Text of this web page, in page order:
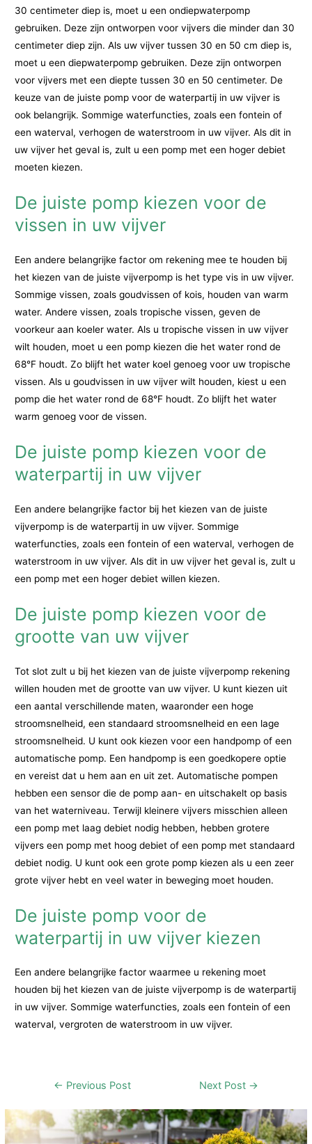
30 centimeter diep is, moet u een ondiepwaterpomp
gebruiken. Deze zijn ontworpen voor vijvers die minder dan 30
centimeter diep zijn. Als uw vijver tussen 30 en 50 cm diep is,
moet u een diepwaterpomp gebruiken. Deze zijn ontworpen
voor vijvers met een diepte tussen 30 en 50 centimeter. De
keuze van de juiste pomp voor de waterpartij in uw vijver is
ook belangrijk. Sommige waterfuncties, zoals een fontein of
een waterval, verhogen de waterstroom in uw vijver. Als dit in
uw vijver het geval is, zult u een pomp met een hoger debiet
moeten kiezen.
De juiste pomp kiezen voor de
vissen in uw vijver
Een andere belangrijke factor om rekening mee te houden bij
het kiezen van de juiste vijverpomp is het type vis in uw vijver.
Sommige vissen, zoals goudvissen of kois, houden van warm
water. Andere vissen, zoals tropische vissen, geven de
voorkeur aan koeler water. Als u tropische vissen in uw vijver
wilt houden, moet u een pomp kiezen die het water rond de
68°F houdt. Zo blijft het water koel genoeg voor uw tropische
vissen. Als u goudvissen in uw vijver wilt houden, kiest u een
pomp die het water rond de 68°F houdt. Zo blijft het water
warm genoeg voor de vissen.
De juiste pomp kiezen voor de
waterpartij in uw vijver
Een andere belangrijke factor bij het kiezen van de juiste
vijverpomp is de waterpartij in uw vijver. Sommige
waterfuncties, zoals een fontein of een waterval, verhogen de
waterstroom in uw vijver. Als dit in uw vijver het geval is, zult u
een pomp met een hoger debiet willen kiezen.
De juiste pomp kiezen voor de
grootte van uw vijver
Tot slot zult u bij het kiezen van de juiste vijverpomp rekening
willen houden met de grootte van uw vijver. U kunt kiezen uit
een aantal verschillende maten, waaronder een hoge
stroomsnelheid, een standaard stroomsnelheid en een lage
stroomsnelheid. U kunt ook kiezen voor een handpomp of een
automatische pomp. Een handpomp is een goedkopere optie
en vereist dat u hem aan en uit zet. Automatische pompen
hebben een sensor die de pomp aan- en uitschakelt op basis
van het waterniveau. Terwijl kleinere vijvers misschien alleen
een pomp met laag debiet nodig hebben, hebben grotere
vijvers een pomp met hoog debiet of een pomp met standaard
debiet nodig. U kunt ook een grote pomp kiezen als u een zeer
grote vijver hebt en veel water in beweging moet houden.
De juiste pomp voor de
waterpartij in uw vijver kiezen
Een andere belangrijke factor waarmee u rekening moet
houden bij het kiezen van de juiste vijverpomp is de waterpartij
in uw vijver. Sommige waterfuncties, zoals een fontein of een
waterval, vergroten de waterstroom in uw vijver.
Post← Previous Post Next Post →